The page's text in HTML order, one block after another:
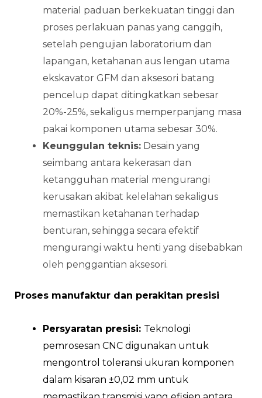
material paduan berkekuatan tinggi dan
proses perlakuan panas yang canggih,
setelah pengujian laboratorium dan
lapangan, ketahanan aus lengan utama
ekskavator GFM dan aksesori batang
pencelup dapat ditingkatkan sebesar
20%-25%, sekaligus memperpanjang masa
pakai komponen utama sebesar 30%.
Keunggulan teknis: Desain yang
seimbang antara kekerasan dan
ketangguhan material mengurangi
kerusakan akibat kelelahan sekaligus
memastikan ketahanan terhadap
benturan, sehingga secara efektif
mengurangi waktu henti yang disebabkan
oleh penggantian aksesori.
Proses manufaktur dan perakitan presisi
Persyaratan presisi: Teknologi
pemrosesan CNC digunakan untuk
mengontrol toleransi ukuran komponen
dalam kisaran ±0,02 mm untuk